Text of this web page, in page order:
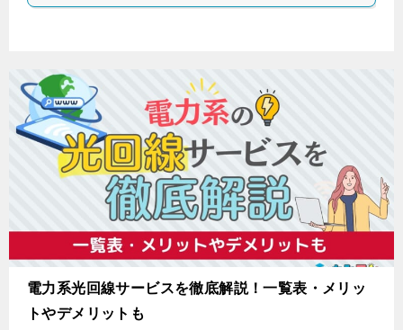
電力系光回線サービスを徹底解説！一覧表・メリッ
トやデメリットも